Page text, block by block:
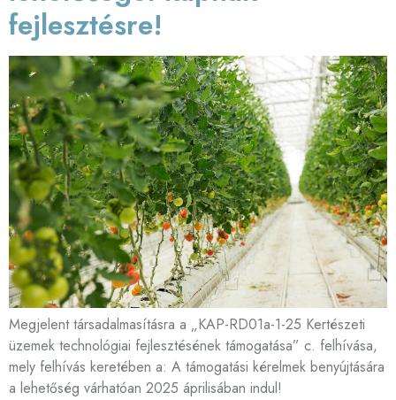
fejlesztésre!
Megjelent társadalmasításra a „KAP-RD01a-1-25 Kertészeti
üzemek technológiai fejlesztésének támogatása” c. felhívása,
mely felhívás keretében a: A támogatási kérelmek benyújtására
a lehetőség várhatóan 2025 áprilisában indul!